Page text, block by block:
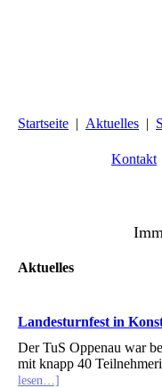
Startseite Aktuelles
Kontakt
Aktuelles
Landesturnfest in
Der TuS Oppenau war
mit knapp 40
lesen…]